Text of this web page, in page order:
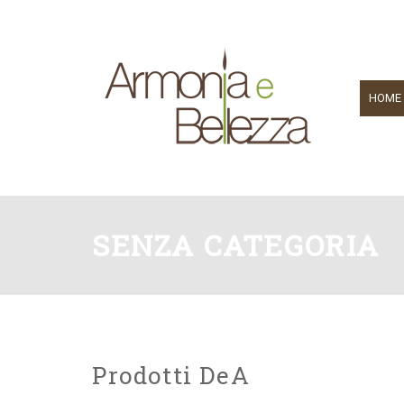
HOME
SENZA CATEGORIA
Prodotti DeA